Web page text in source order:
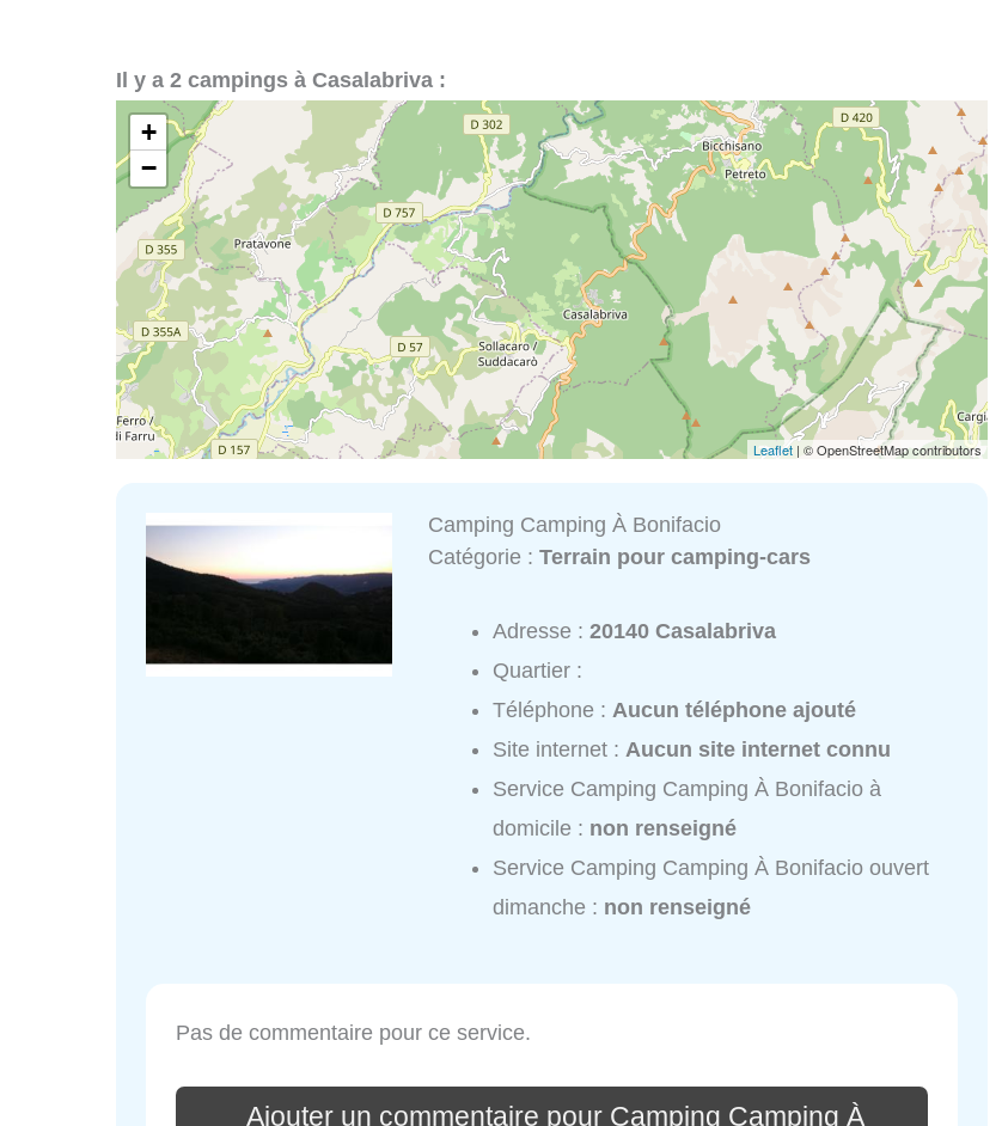
Il y a 2 campings à Casalabriva :
+
−
Leaflet | © OpenStreetMap contributors
Camping Camping À Bonifacio
Catégorie :Terrain pour camping-cars
Adresse :20140 Casalabriva
Quartier :
Téléphone : Aucun téléphone ajouté
Site internet : Aucun site internet connu
Service Camping Camping À Bonifacio à
domicile : non renseigné
Service Camping Camping À Bonifacio ouvert
dimanche : non renseigné
Pas de commentaire pour ce service.
Ajouter un commentaire pour Camping Camping À